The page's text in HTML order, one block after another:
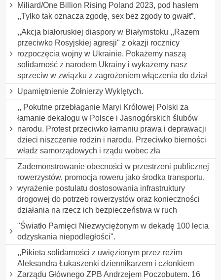
Miliard/One Billion Rising Poland 2023, pod hasłem
,,Tylko tak oznacza zgodę, sex bez zgody to gwałt”.
,,Akcja białoruskiej diaspory w Białymstoku ,,Razem
przeciwko Rosyjskiej agresji" z okazji rocznicy
rozpoczęcia wojny w Ukrainie. Pokażemy naszą
solidarność z narodem Ukrainy i wykażemy nasz
sprzeciw w związku z zagrożeniem włączenia do dział
Upamiętnienie Żołnierzy Wyklętych.
,, Pokutne przebłaganie Maryi Królowej Polski za
łamanie dekalogu w Polsce i Jasnogórskich ślubów
narodu. Protest przeciwko łamaniu prawa i deprawacji
dzieci niszczenie rodzin i narodu. Przeciwko bierności
władz samorządowych i rządu wobec zła
Zademonstrowanie obecności w przestrzeni publicznej
rowerzystów, promocja roweru jako środka transportu,
wyrażenie postulatu dostosowania infrastruktury
drogowej do potrzeb rowerzystów oraz konieczności
działania na rzecz ich bezpieczeństwa w ruch
"Światło Pamięci Niezwyciężonym w dekadę 100 lecia
odzyskania niepodległości".
,,Pikieta solidarności z uwięzionym przez reżim
Aleksandra Łukaszenki dziennikarzem i członkiem
Zarządu Głównego ZPB Andrzejem Poczobutem. 16